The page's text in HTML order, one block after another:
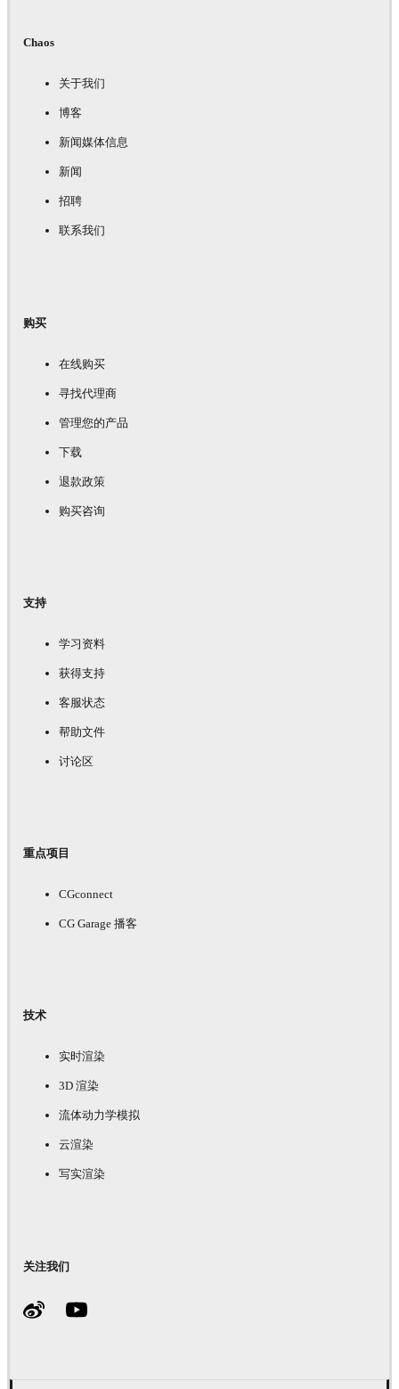
Chaos
关于我们
博客
新闻媒体信息
新闻
招聘
联系我们
购买
在线购买
寻找代理商
管理您的产品
下载
退款政策
购买咨询
支持
学习资料
获得支持
客服状态
帮助文件
讨论区
重点项目
CGconnect
CG Garage 播客
技术
实时渲染
3D 渲染
流体动力学模拟
云渲染
写实渲染
关注我们